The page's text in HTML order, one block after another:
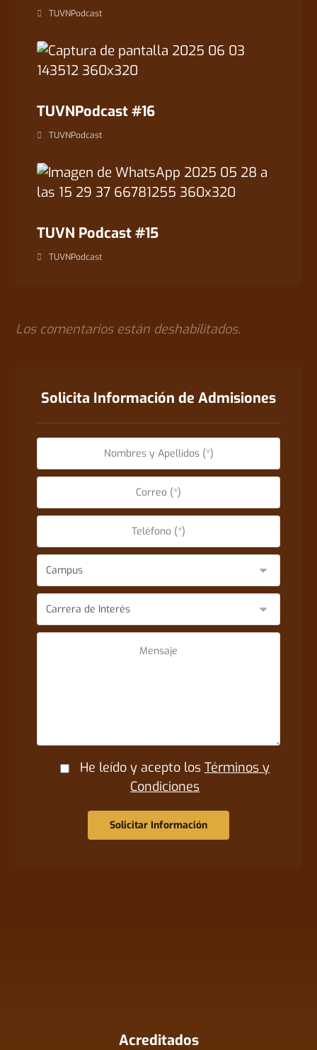
TUVNPodcast
TUVNPodcast #16
TUVNPodcast
TUVN Podcast #15
TUVNPodcast
Los comentarios están deshabilitados.
Solicita Información de Admisiones
He leído y acepto los Términos y
Condiciones
Solicitar Información
Acreditados